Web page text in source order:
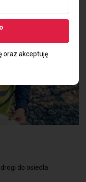
do osiedla
oraz akceptuję